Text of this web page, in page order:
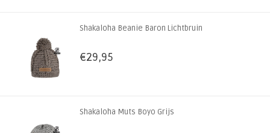
Shakaloha Beanie Baron Lichtbruin
€29,95
Shakaloha Muts Boyo Grijs